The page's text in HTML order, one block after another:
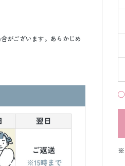
がございます。あらかじめ